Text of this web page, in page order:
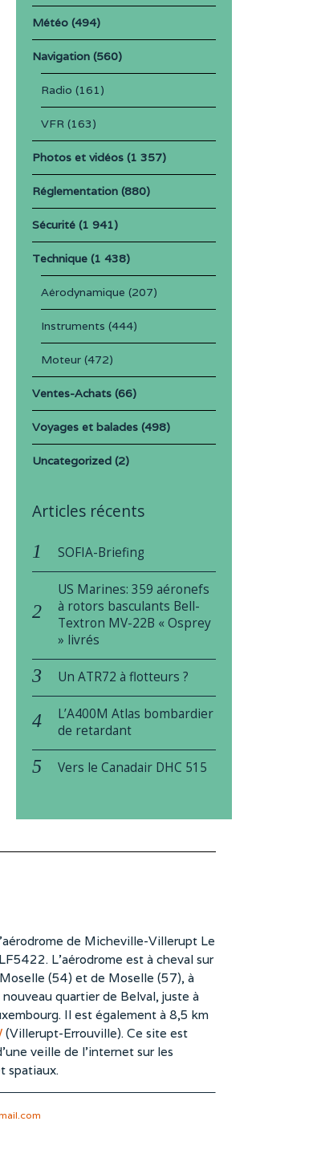
Météo(494)
Navigation(560)
Radio (161)
VFR (163)
Photos et vidéos(1 357)
Réglementation(880)
Sécurité(1 941)
Technique(1 438)
Aérodynamique (207)
Instruments (444)
Moteur(472)
Ventes-Achats(66)
Voyages et balades(498)
Uncategorized(2)
Articles récents
SOFIA-Briefing
US Marines: 359 aéronefs
à rotors basculants Bell-
Textron MV-22B « Osprey
» livrés
Un ATR72 à flotteurs ?
L’A400M Atlas bombardier
de retardant
Vers le Canadair DHC 515
de Micheville-Villerupt Le
L’aérodrome est à cheval sur
(54) et de Moselle (57), à
quartier de Belval, juste à
Il est également à 8,5 km
(Villerupt-Errouville). Ce site est
veille de l’internet sur les
spatiaux.